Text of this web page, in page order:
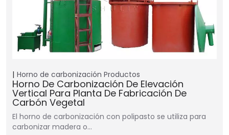
Horno de carbonización Productos
Horno De Carbonización De Elevación
Vertical Para Planta De Fabricación De
Carbón Vegetal
El horno de carbonización con polipasto se utiliza para
carbonizar madera o…